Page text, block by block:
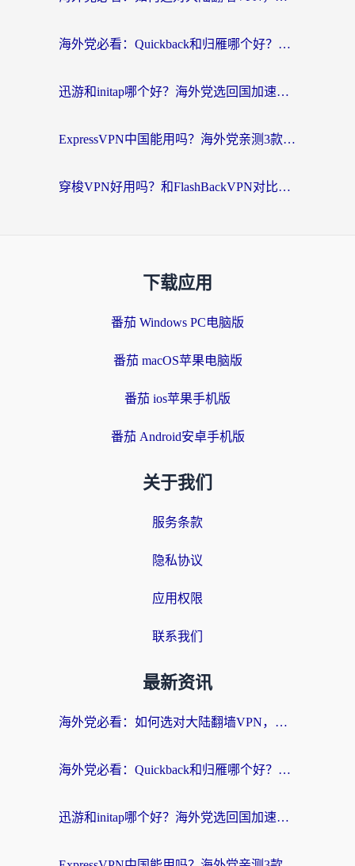
海外党必看：Quickback和归雁哪个好？附3组加速器对比+番茄加速器实测体验
迅游和initap哪个好？海外党选回国加速器必看的真实体验对比+避坑指南
ExpressVPN中国能用吗？海外党亲测3款热门回国加速器，教你避开破解VPN坑
穿梭VPN好用吗？和FlashBackVPN对比哪个回国效果更好？海外党亲测3款加速器+避坑指南
下载应用
番茄 Windows PC电脑版
番茄 macOS苹果电脑版
番茄 ios苹果手机版
番茄 Android安卓手机版
关于我们
服务条款
隐私协议
应用权限
联系我们
最新资讯
海外党必看：如何选对大陆翻墙VPN，实现国内资源无缝访问？
海外党必看：Quickback和归雁哪个好？附3组加速器对比+番茄加速器实测体验
迅游和initap哪个好？海外党选回国加速器必看的真实体验对比+避坑指南